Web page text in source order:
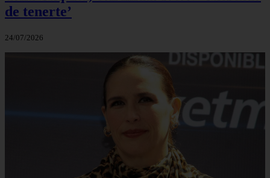
de tenerte’
24/07/2026